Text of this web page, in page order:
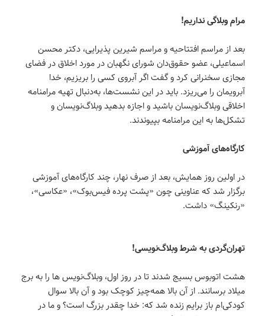
مرام وبلاگی نداریم!
بعد از مراسم افتتاحیه و مراسم شیرین پذیرایی، دکتر محسن
اسماعیلی، عضو حقوق‌دان شورای نگهبان در مورد اخلاق در فضای
مجازی سخنرانی کرد و گفت اگر آبروی کسی را بریزیم، خدا
آبرویمان را می‌ریزد. باید در این نشست‌ها، به‌دنبال تهیه مرامنامه
اخلاقی وبلاگ‌نویسان باشید و اجازه بدهید وبلاگ‌نویسان و
تشکل‌ها به این مرامنامه بپیوندند.
کارگاه‌های آموزشی
در اولین روز همایش، بعد از صرف نهار، چند کارگاه‌های آموزشی
برگزار شد که عناوینی چون «پشت پرده فیس‌بوک»، «عکاسی»،
«رنکینگ» داشت.
تهران‌گردی به شرط وبلاگ‌نویسی!
هشت اتوبوس بسیج شدند تا در روز اول، وبلاگ‌نویس ها را به برج
میلاد برسانند. از آن بالا همه‌چیز کوچک بود و آن بالا سوال
کودکی‌ام باز برایم زنده شد که: خدا چقدر بزرگ است؟ و ما در